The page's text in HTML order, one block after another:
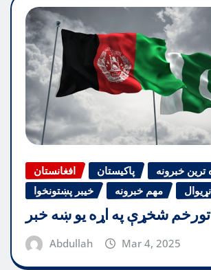
افغانستان پاکیستان
ترین خبرونه
خیبر پښتونخوا
مهم خبرونه نړیوال
شخړې په اړه یو ښه خبر
Abdullah Mar 4, 2025